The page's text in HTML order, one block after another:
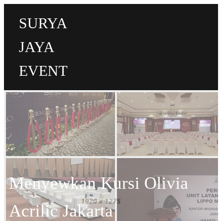
SURYA
JAYA
EVENT
Menyewkan Kursi Olivia
Acrilic Jakarta